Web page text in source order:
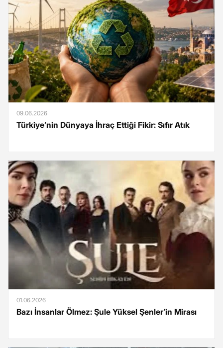
09.06.2026
Türkiye’nin Dünyaya İhraç Ettiği Fikir: Sıfır Atık
01.06.2026
Bazı İnsanlar Ölmez: Şule Yüksel Şenler’in Mirası